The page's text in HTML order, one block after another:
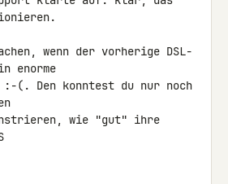
wenn der vorherige DSL-
enorme
(. Den konntest du nur noch
wie "gut" ihre